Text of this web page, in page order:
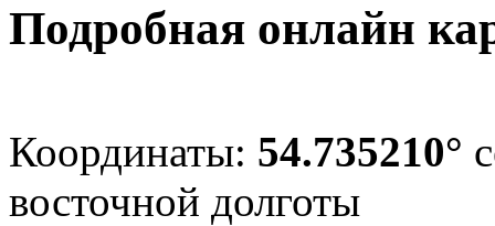
Подробная онлайн
Координаты: 54.735210°
восточной долготы